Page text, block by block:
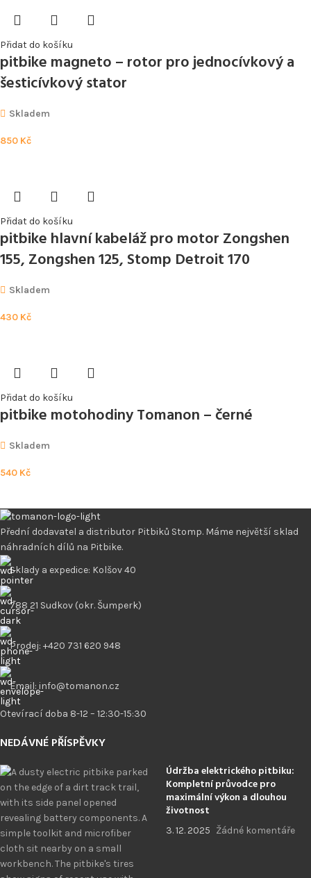
Přidat do košíku
pitbike magneto – rotor pro jednocívkový a
šesticívkový stator
Skladem
850 Kč
Přidat do košíku
pitbike hlavní kabeláž pro motor Zongshen
155, Zongshen 125, Stomp Detroit 170
Skladem
430 Kč
Přidat do košíku
pitbike motohodiny Tomanon – černé
Skladem
540 Kč
Přední dodavatel a distributor Pitbiků Stomp. Máme největší sklad
náhradních dílů na Pitbike.
Sklady a expedice: Kolšov 40
788 21 Sudkov (okr. Šumperk)
Prodej: +420 731 620 948
Email: info@tomanon.cz
Otevírací doba 8-12 – 12:30-15:30
NEDÁVNÉ PŘÍSPĚVKY
Údržba elektrického pitbiku:
Kompletní průvodce pro
maximální výkon a dlouhou
životnost
3. 12. 2025 Žádné komentáře